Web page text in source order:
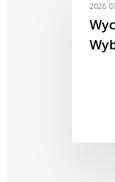
Lazurowe
Wybrzeże
2026-